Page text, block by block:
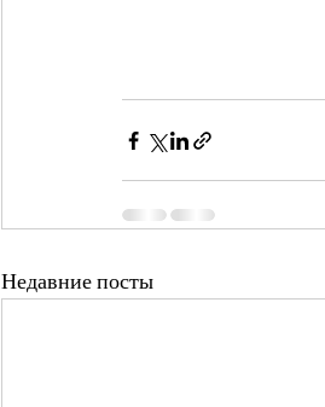
Недавние посты